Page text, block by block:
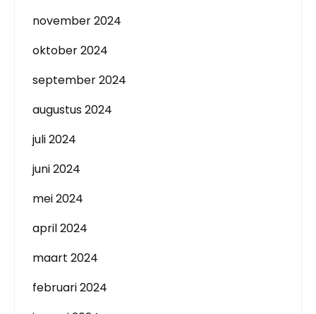
november 2024
oktober 2024
september 2024
augustus 2024
juli 2024
juni 2024
mei 2024
april 2024
maart 2024
februari 2024